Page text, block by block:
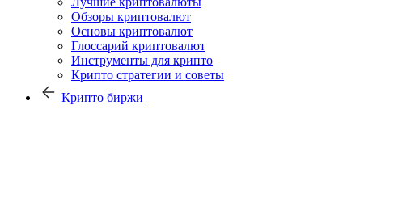
Обзоры криптовалют
Основы криптовалют
Глоссарий криптовалют
Инструменты для крипто
Крипто стратегии и советы
Крипто биржи